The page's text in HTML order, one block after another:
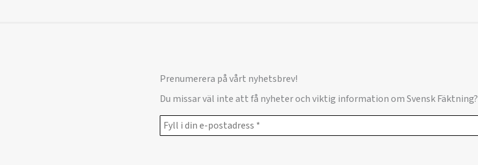
Prenumerera på vårt nyhetsbrev!
Du missar väl inte att få nyheter och viktig information om Svensk Fäktning?